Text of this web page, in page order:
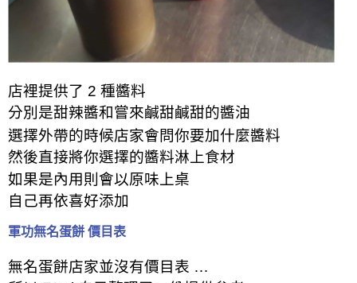
店裡提供了 2 種醬料
分別是甜辣醬和嘗來鹹甜鹹甜的醬油
選擇外帶的時候店家會問你要加什麼醬料
然後直接將你選擇的醬料淋上食材
如果是內用則會以原味上桌
自己再依喜好添加
軍功無名蛋餅 價目表
無名蛋餅店家並沒有價目表 …